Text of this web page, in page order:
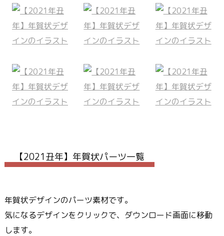
【2021丑年】年賀状パーツ一覧
年賀状デザインのパーツ素材です。
気になるデザインをクリックで、ダウンロード画面に移動
します。